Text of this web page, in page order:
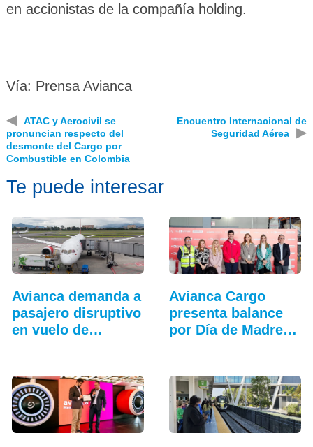
en accionistas de la compañía holding.
Vía: Prensa Avianca
◀
ATAC y Aerocivil se
pronuncian respecto del
desmonte del Cargo por
Combustible en Colombia
Encuentro Internacional de
Seguridad Aérea
▶
Te puede interesar
Avianca demanda a
pasajero disruptivo
en vuelo de…
Avianca Cargo
presenta balance
por Día de Madres